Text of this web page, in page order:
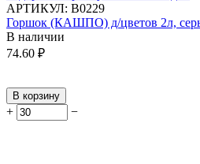
АРТИКУЛ: В0229
Горшок (КАШПО) д/цветов 2л,
В наличии
74.60 ₽
В корзину
+ −